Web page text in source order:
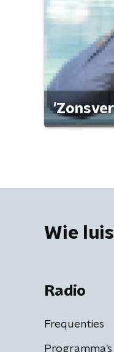
Wie
Radio
Frequenties
Programma's